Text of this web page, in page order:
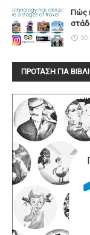
Πώς
30
ΠΡΟΤΑΣΗ ΓΙΑ